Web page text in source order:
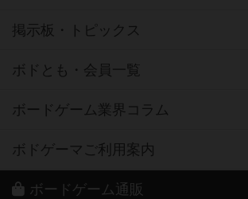
掲示板・トピックス
ボドとも・会員一覧
ボードゲーム業界コラム
ボドゲーマご利用案内
ボードゲーム通販